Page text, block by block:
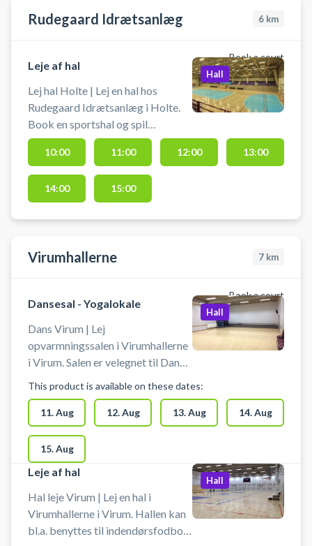
Rudegaard Idrætsanlæg 6 km
Book a court
Leje af hal
Lej hal Holte | Lej en hal hos
Rudegaard Idrætsanlæg i Holte.
Book en sportshal og spil
indendørs fodbold i Holtehallerne
i en hal med håndboldmål. Hallen
kan bruges til bl.a. håndbold,
indendørs fodbold uden bander og
Hallen lejes uden udstyr, så husk at
m.m. Der er mulighed for
Hall
10:00 11:00 12:00 13:00
14:00 15:00
Virumhallerne 7 km
Book a court
Dansesal - Yogalokale
Dans Virum | Lej
opvarmningssalen i Virumhallerne
i Virum. Salen er velegnet til Dans,
180 m2, som ligger i tilknytning til
hal 2. Salen kan mørkelægges og
har lyst trægulv. Der er trådløst
netværk og lydanlæg for
tilslutning af computer,
smartphone eller tablet.
Hall
This product is available on these dates:
11. Aug 12. Aug 13. Aug 14. Aug
15. Aug
Leje af hal
Hal leje Virum | Lej en hal i
Virumhallerne i Virum. Hallen kan
bl.a. benyttes til indendørsfodbold
Hall